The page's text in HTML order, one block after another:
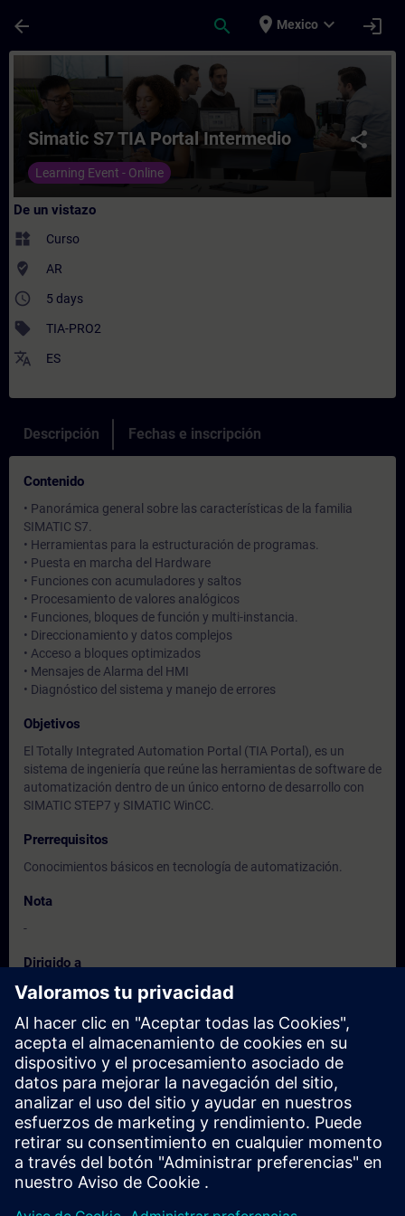
arrow_back search place Mexico expand_more login
Curso - Simatic S7 TIA Portal
share
Simatic S7 TIA Portal Intermedio
Learning Event - Online
De un vistazo
widgets Curso
where_to_vote AR
access_time 5 days
sell TIA-PRO2
translate ES
Descripción Fechas e inscripción
Contenido
• Panorámica general sobre las características de la familia
SIMATIC S7.
• Herramientas para la estructuración de programas.
• Puesta en marcha del Hardware
• Funciones con acumuladores y saltos
• Procesamiento de valores analógicos
• Funciones, bloques de función y multi-instancia.
• Direccionamiento y datos complejos
• Acceso a bloques optimizados
• Mensajes de Alarma del HMI
• Diagnóstico del sistema y manejo de errores
Objetivos
El Totally Integrated Automation Portal (TIA Portal), es un
sistema de ingeniería que reúne las herramientas de software de
automatización dentro de un único entorno de desarrollo con
SIMATIC STEP7 y SIMATIC WinCC.
Prerrequisitos
Conocimientos básicos en tecnología de automatización.
Nota
-
Dirigido a
Programadores. Ingenieros de configuración y puesta en
Fechas e inscripción
Actualmente no hay eventos disponibles
Inscríbete en la lista de solicitudes y recibirás una notificación en
cuanto haya nuevas fechas disponibles.
Activar el servicio de notificación